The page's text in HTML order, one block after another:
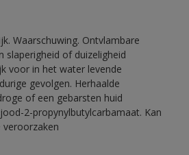
Waarschuwing. Ontvlambare
slaperigheid of duizeligheid
voor in het water levende
gevolgen. Herhaalde
of een gebarsten huid
2-propynylbutylcarbamaat. Kan
veroorzaken